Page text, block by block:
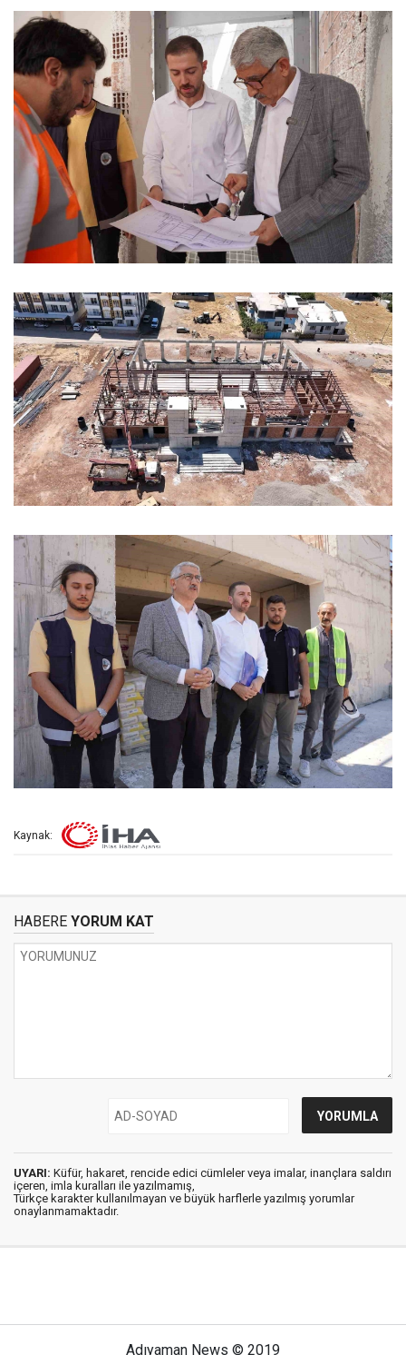
Kaynak:
HABERE YORUM KAT
UYARI: Küfür, hakaret, rencide edici cümleler veya imalar, inançlara saldırı
içeren, imla kuralları ile yazılmamış,
Türkçe karakter kullanılmayan ve büyük harflerle yazılmış yorumlar
onaylanmamaktadır.
Adıyaman News © 2019